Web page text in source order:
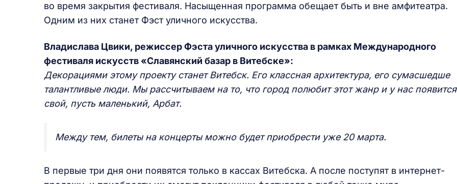
во время закрытия фестиваля. Насыщенная программа обещает быть и вне амфитеатра.
Одним из них станет Фэст уличного искусства.
Владислава Цвики, режиссер Фэста уличного искусства в рамках Международного
фестиваля искусств «Славянский базар в Витебске»:
Декорациями этому проекту станет Витебск. Его классная архитектура, его сумасшедше
талантливые люди. Мы рассчитываем на то, что город полюбит этот жанр и у нас появится
свой, пусть маленький, Арбат.
Между тем, билеты на концерты можно будет приобрести уже 20 марта.
В первые три дня они появятся только в кассах Витебска. А после поступят в интернет-